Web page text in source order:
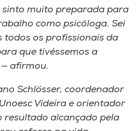
sinto muito preparada para
como psicóloga. Sei
todos os profissionais da
que tivéssemos a
afirmou.
Schlösser, coordenador
Videira e orientador
resultado alcançado pela